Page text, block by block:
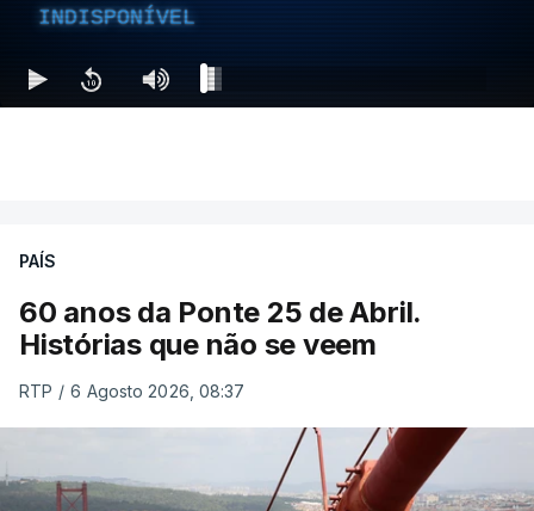
INDISPONÍVEL
PAÍS
60 anos da Ponte 25 de Abril.
Histórias que não se veem
RTP / 6 Agosto 2026, 08:37